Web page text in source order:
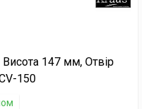
147 мм, Отвір
150